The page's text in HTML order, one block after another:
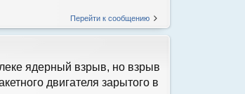
Перейти к сообщению
ядерный взрыв, но взрыв
двигателя зарытого в